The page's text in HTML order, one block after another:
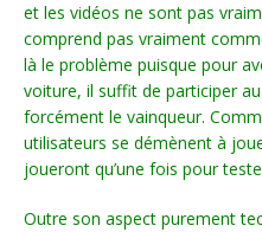
et les vidéos ne sont pas
comprend pas vraiment
là le problème puisque pour
voiture, il suffit de participer
forcément le vainqueur.
utilisateurs se démènent à
joueront qu’une fois pour
Outre son aspect purement